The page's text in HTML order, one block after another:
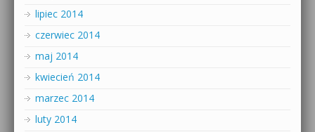
lipiec 2014
czerwiec 2014
maj 2014
kwiecień 2014
marzec 2014
luty 2014